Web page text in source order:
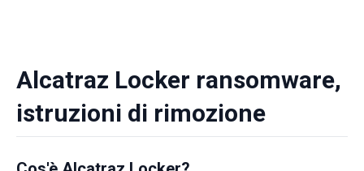
Alcatraz Locker ransomware,
istruzioni di rimozione